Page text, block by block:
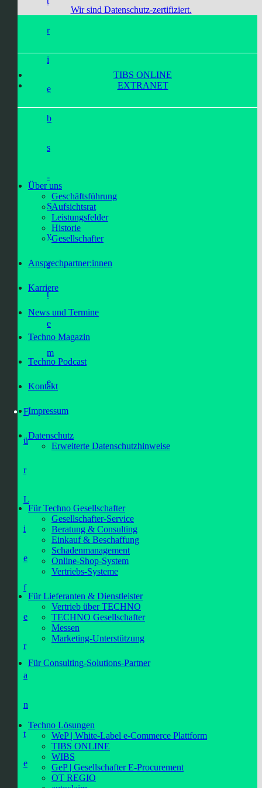
r
i
e
b
s
-
S
y
s
t
e
m
e
F
ü
r
L
i
e
f
e
r
a
n
t
e
Wir sind Datenschutz-zertifiziert.
TIBS ONLINE
EXTRANET
Über uns
Geschäftsführung
Aufsichtsrat
Leistungsfelder
Historie
Gesellschafter
Ansprechpartner:innen
Karriere
News und Termine
Techno Magazin
Techno Podcast
Kontakt
Impressum
Datenschutz
Erweiterte Datenschutzhinweise
Für Techno Gesellschafter
Gesellschafter-Service
Beratung & Consulting
Einkauf & Beschaffung
Schadenmanagement
Online-Shop-System
Vertriebs-Systeme
Für Lieferanten & Dienstleister
Vertrieb über TECHNO
TECHNO Gesellschafter
Messen
Marketing-Unterstützung
Für Consulting-Solutions-Partner
Techno Lösungen
WeP | White-Label e-Commerce Plattform
TIBS ONLINE
WIBS
GeP | Gesellschafter E-Procurement
OT REGIO